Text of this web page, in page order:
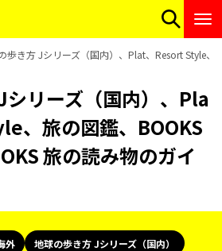
歩き方 Jシリーズ（国内）、Plat、Resort Style、
リーズ（国内）、Pla
、旅の図鑑、BOOKS
旅の読み物のガイ
外
地球の歩き方 Jシリーズ（国内）